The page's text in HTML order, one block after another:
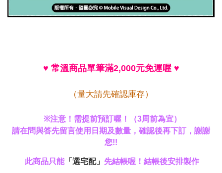
♥ 常溫商品單筆滿2,000元免運喔♥
（量大請先確認庫存）
※注意！需提前預訂喔！（3周前為宜）
請在問與答先留言使用日期及數量，確認後再下訂，謝謝
您!!
此商品只能「選宅配」 先結帳喔！結帳後安排製作